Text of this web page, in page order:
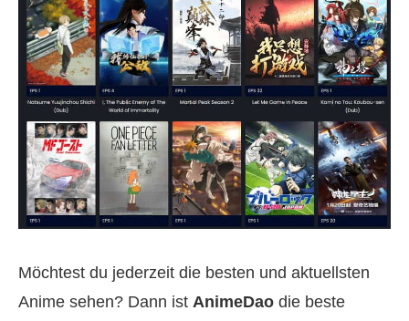
Möchtest du jederzeit die besten und aktuellsten
Anime sehen? Dann ist AnimeDao die beste